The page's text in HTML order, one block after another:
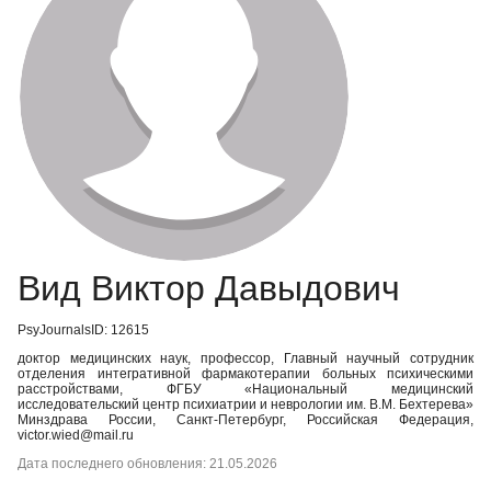
КЛЮЧЕВЫЕ СЛОВА
Регистрация
Вид Виктор Давыдович
PsyJournalsID: 12615
доктор медицинских наук, профессор, Главный научный сотрудник
отделения интегративной фармакотерапии больных психическими
расстройствами, ФГБУ «Национальный медицинский
исследовательский центр психиатрии и неврологии им. В.М. Бехтерева»
Минздрава России, Санкт-Петербург, Российская Федерация,
victor.wied@mail.ru
Дата последнего обновления: 21.05.2026